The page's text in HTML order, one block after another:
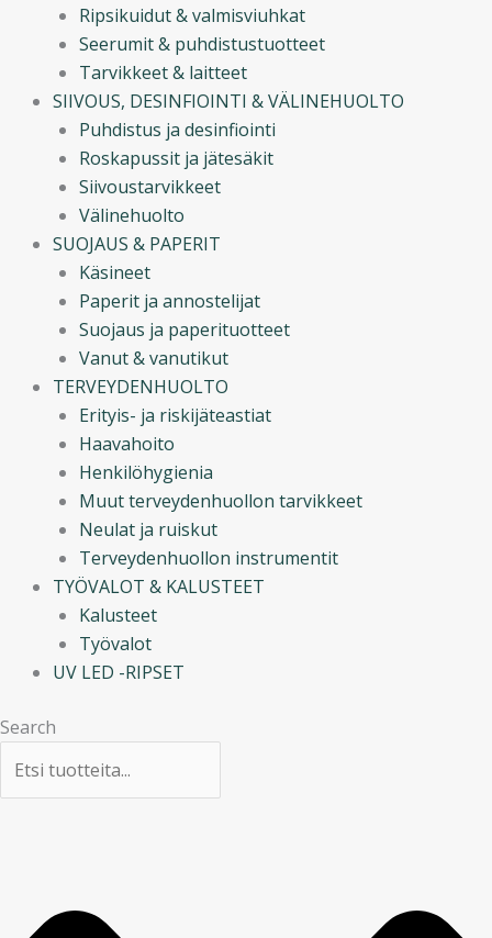
Ripsikuidut & valmisviuhkat
Seerumit & puhdistustuotteet
Tarvikkeet & laitteet
SIIVOUS, DESINFIOINTI & VÄLINEHUOLTO
Puhdistus ja desinfiointi
Roskapussit ja jätesäkit
Siivoustarvikkeet
Välinehuolto
SUOJAUS & PAPERIT
Käsineet
Paperit ja annostelijat
Suojaus ja paperituotteet
Vanut & vanutikut
TERVEYDENHUOLTO
Erityis- ja riskijäteastiat
Haavahoito
Henkilöhygienia
Muut terveydenhuollon tarvikkeet
Neulat ja ruiskut
Terveydenhuollon instrumentit
TYÖVALOT & KALUSTEET
Kalusteet
Työvalot
UV LED -RIPSET
Search